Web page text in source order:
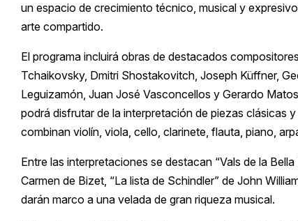
un espacio de crecimiento técnico, musical y
arte compartido.
El programa incluirá obras de destacados
Tchaikovsky, Dmitri Shostakovitch, Joseph Küffner,
Leguizamón, Juan José Vasconcellos y Gerardo
podrá disfrutar de la interpretación de piezas clásicas
combinan violín, viola, cello, clarinete, flauta, piano,
Entre las interpretaciones se destacan “Vals de la
Carmen de Bizet, “La lista de Schindler” de John
darán marco a una velada de gran riqueza musical.